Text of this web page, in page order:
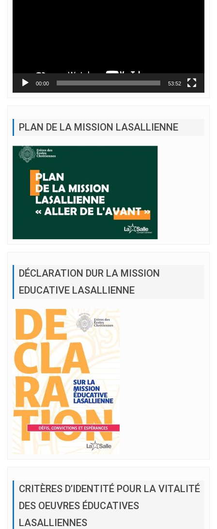
00:00 53:52
PLAN DE LA MISSION LASALLIENNE
DÉCLARATION DUR LA MISSION
EDUCATIVE LASALLIENNE
CRITÈRES D’IDENTITÉ POUR LA VITALITÉ
DES OEUVRES ÉDUCATIVES
LASALLIENNES